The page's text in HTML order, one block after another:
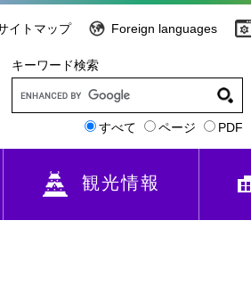
イトマップ Foreign languages
キーワード検索
すべて ページ PDF
観光情報